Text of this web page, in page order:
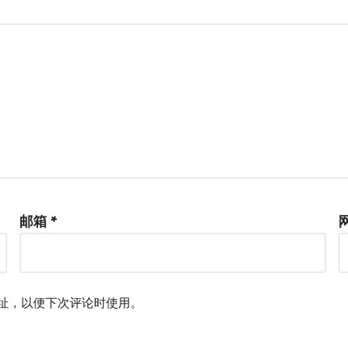
邮箱 *
以便下次评论时使用。